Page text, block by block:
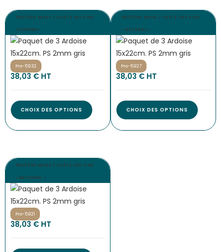
PROTÈGE MENU / CARTE DES VINS
« SHINNY»
Pro-5932
38,03 € HT
CHOIX DES OPTIONS
PROTÈGE MENU / CARTE DES VINS
« NATURAL »
Pro-5927
38,03 € HT
CHOIX DES OPTIONS
PROTÈGE MENU / CARTE DES VINS
« SAVANNA »
Pro-5921
38,03 € HT